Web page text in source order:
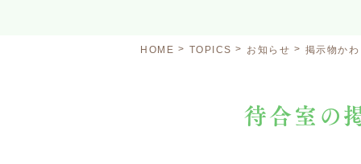
HOME TOPICS お知らせ 掲示物か
待合室の